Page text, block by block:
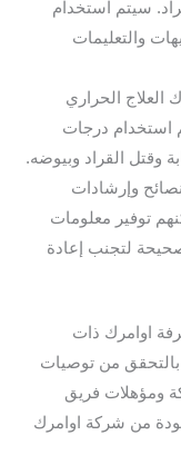
سيتم استخدام
والتعليمات
العلاج الحراري
استخدام درجات
وقتل القراد وبيوضه.
وإرشادات
توفير معلومات
لتجنب إعادة
اوامرك ذات
بالتحقق من توصيات
ومؤهلات فريق
من شركة اوامرك